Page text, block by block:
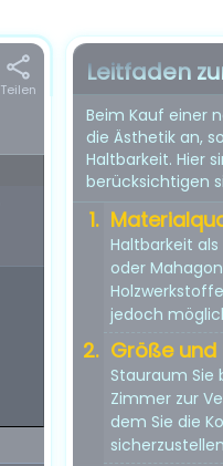
Teilen
Leitfaden
Beim Kauf einer
die Ästhetik an,
Haltbarkeit. Hier
berücksichtigen
Haltbarkeit
oder
jedoch
Größe
Stauraum Sie
Zimmer zur
dem Sie die